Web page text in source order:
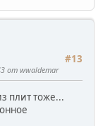
#13
от wwaldemar
плит тоже...